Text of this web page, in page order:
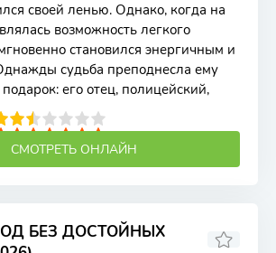
своей ленью. Однако, когда на
возможность легкого
становился энергичным и
судьба преподнесла ему
его отец, полицейский,
10
СМОТРЕТЬ ОНЛАЙН
БЕЗ ДОСТОЙНЫХ